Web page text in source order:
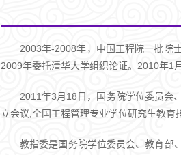
2003年-2008年，中国工程院一批院
2009年委托清华大学组织论证。2010年1
2011年3月18日，国务院学位委员会
立会议,全国工程管理专业学位研究生教育
教指委是国务院学位委员会、教育部